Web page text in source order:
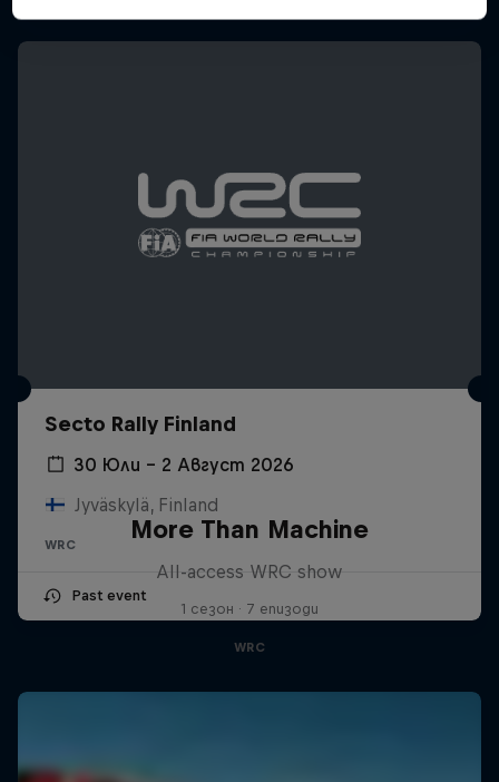
Secto Rally Finland
30 Юли – 2 Август 2026
Jyväskylä, Finland
WRC
Past event
More Than Machine
All-access WRC show
1 сезон · 7 епизоди
WRC